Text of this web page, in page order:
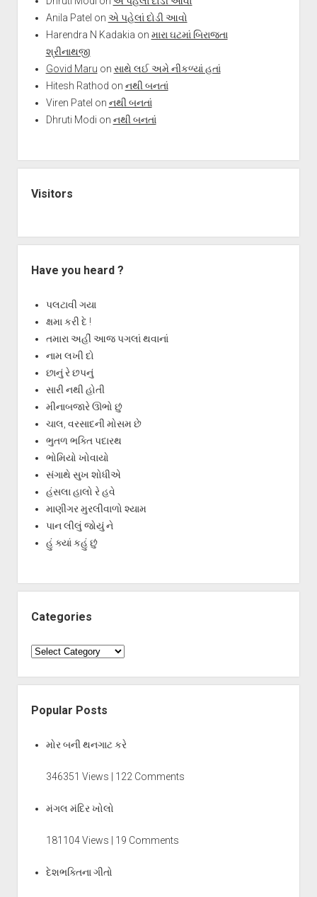
Anila Patel on એ પહેલાં દોડી આવો
Harendra N Kadakia on મારા ઘટમાં બિરાજતા
શ્રીનાથજી
Govid Maru on સાથે લઈ અમે નીકળ્યાં હતાં
Hitesh Rathod on નથી બનતાં
Viren Patel on નથી બનતાં
Dhruti Modi on નથી બનતાં
Visitors
Have you heard ?
પલટાવી ગયા
ક્ષમા કરી દે !
તમારા અહીં આજ પગલાં થવાનાં
નામ લખી દો
છાનું રે છપનું
સારી નથી હોતી
મીનાબજારે ઊભો છું
ચાલ, વરસાદની મોસમ છે
ભુતળ ભક્તિ પદારથ
ભોમિયો ખોવાયો
સંગાથે સુખ શોધીએ
હંસલા હાલો રે હવે
માણીગર મુરલીવાળો શ્યામ
પાન લીલું જોયું ને
હું ક્યાં કહું છું
Categories
Categories
Popular Posts
મોર બની થનગાટ કરે
346351 Views | 122 Comments
મંગલ મંદિર ખોલો
181104 Views | 19 Comments
દેશભક્તિના ગીતો